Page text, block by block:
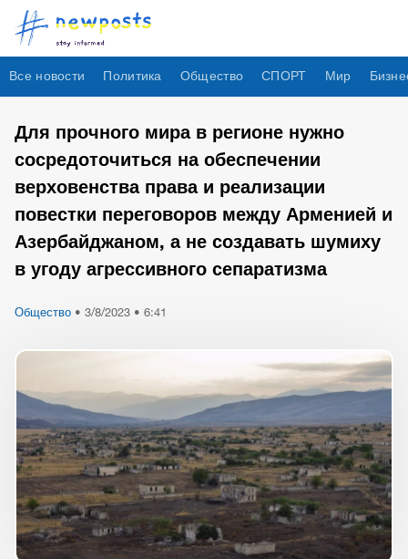
Все новости Политика Общество СПОРТ Мир
Для прочного мира в регионе нужно
сосредоточиться на обеспечении
верховенства права и реализации
повестки переговоров между Арменией и
Азербайджаном, а не создавать шумиху
в угоду агрессивного сепаратизма
Общество • 3/8/2023 • 6:41